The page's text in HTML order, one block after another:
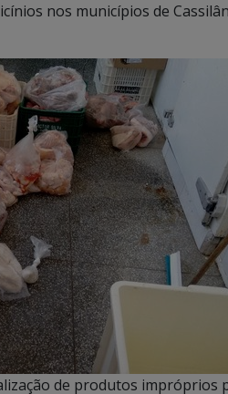
nos municípios de
de produtos impróprios